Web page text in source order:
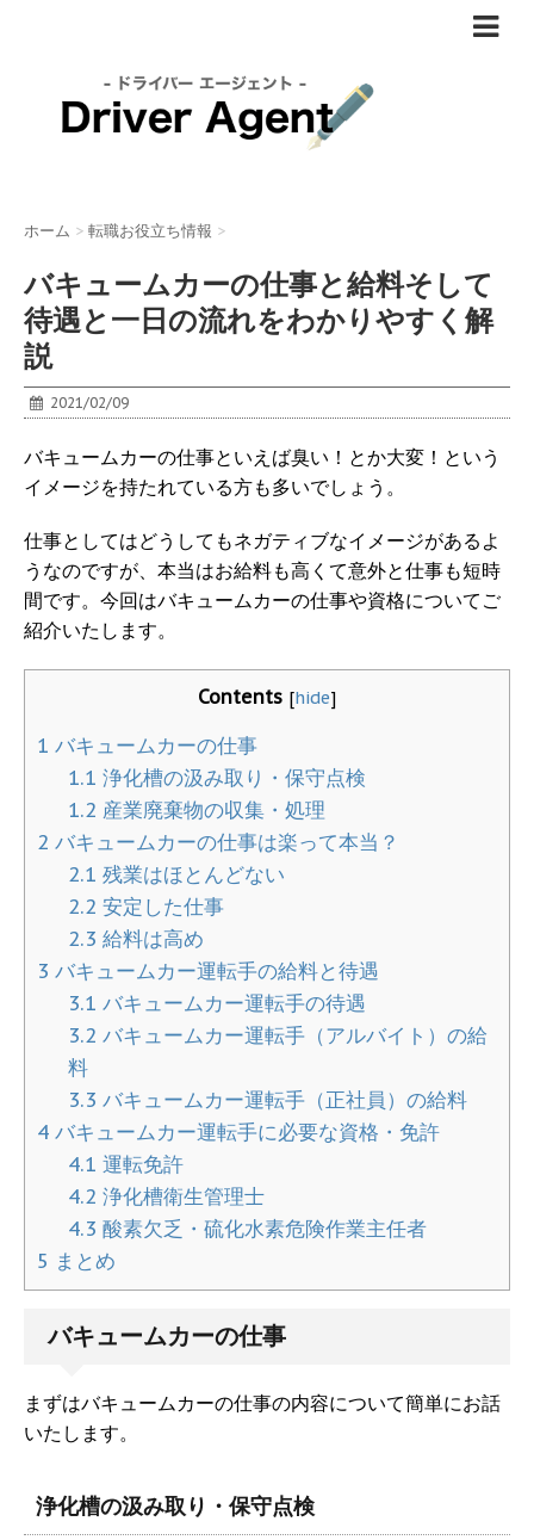
ホーム > 転職お役立ち情報 >
バキュームカーの仕事と給料そして
待遇と一日の流れをわかりやすく解
説
2021/02/09
バキュームカーの仕事といえば臭い！とか大変！という
イメージを持たれている方も多いでしょう。
仕事としてはどうしてもネガティブなイメージがあるよ
うなのですが、本当はお給料も高くて意外と仕事も短時
間です。今回はバキュームカーの仕事や資格についてご
紹介いたします。
Contents [hide]
1 バキュームカーの仕事
1.1 浄化槽の汲み取り・保守点検
1.2 産業廃棄物の収集・処理
2 バキュームカーの仕事は楽って本当？
2.1 残業はほとんどない
2.2 安定した仕事
2.3 給料は高め
3 バキュームカー運転手の給料と待遇
3.1 バキュームカー運転手の待遇
3.2 バキュームカー運転手（アルバイト）の給
料
3.3 バキュームカー運転手（正社員）の給料
4 バキュームカー運転手に必要な資格・免許
4.1 運転免許
4.2 浄化槽衛生管理士
4.3 酸素欠乏・硫化水素危険作業主任者
5 まとめ
バキュームカーの仕事
まずはバキュームカーの仕事の内容について簡単にお話
いたします。
浄化槽の汲み取り・保守点検